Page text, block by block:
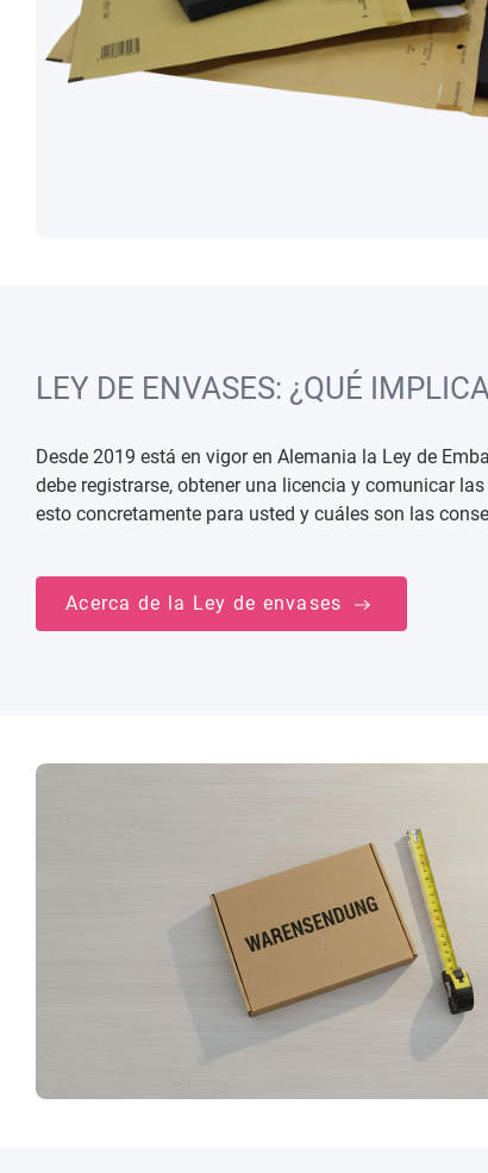
LEY DE ENVASES: ¿QUÉ
Desde 2019 está en vigor en Alemania la Ley de
debe registrarse, obtener una licencia y comunicar
esto concretamente para usted y cuáles son las
Acerca de la Ley de envases